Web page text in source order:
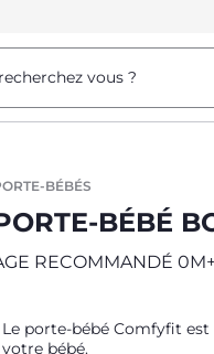
vous ?
BÉBÉS
BÉBÉ
RECOMMANDÉ 0M+
Le porte-bébé Comfyfit
votre bébé.